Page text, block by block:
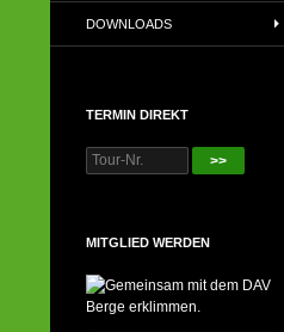
DOWNLOADS
TERMIN DIREKT
>>
MITGLIED WERDEN